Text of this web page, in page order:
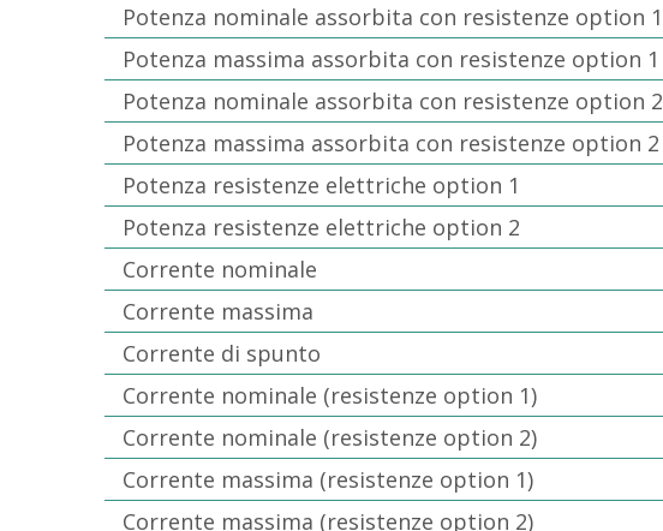
Potenza nominale assorbita con resistenze option 1
Potenza massima assorbita con resistenze option 1
Potenza nominale assorbita con resistenze option 2
Potenza massima assorbita con resistenze option 2
Potenza resistenze elettriche option 1
Potenza resistenze elettriche option 2
Corrente nominale
Corrente massima
Corrente di spunto
Corrente nominale (resistenze option 1)
Corrente nominale (resistenze option 2)
Corrente massima (resistenze option 1)
Corrente massima (resistenze option 2)